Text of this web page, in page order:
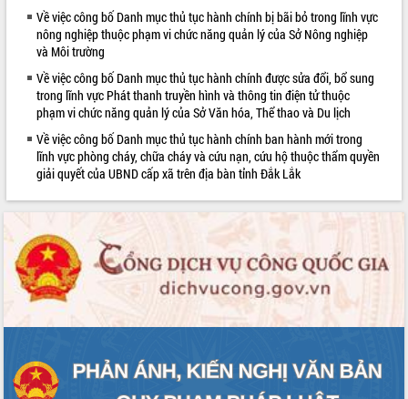
Về việc công bố Danh mục thủ tục hành chính bị bãi bỏ trong lĩnh vực
nông nghiệp thuộc phạm vi chức năng quản lý của Sở Nông nghiệp
và Môi trường
Về việc công bố Danh mục thủ tục hành chính được sửa đổi, bổ sung
trong lĩnh vực Phát thanh truyền hình và thông tin điện tử thuộc
phạm vi chức năng quản lý của Sở Văn hóa, Thể thao và Du lịch
Về việc công bố Danh mục thủ tục hành chính ban hành mới trong
lĩnh vực phòng cháy, chữa cháy và cứu nạn, cứu hộ thuộc thẩm quyền
giải quyết của UBND cấp xã trên địa bàn tỉnh Đắk Lắk